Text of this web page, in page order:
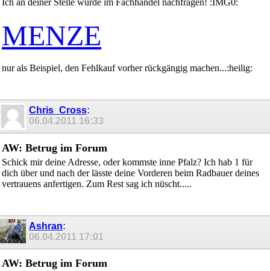
Ich an deiner Stelle würde im Fachhandel nachfragen! :IMG0:
MENZE
nur als Beispiel, den Fehlkauf vorher rückgängig machen...:heilig:
Chris_Cross:
06.04.2011 16:33
AW: Betrug im Forum
Schick mir deine Adresse, oder kommste inne Pfalz? Ich hab 1 für
dich über und nach der lässte deine Vorderen beim Radbauer deines
vertrauens anfertigen. Zum Rest sag ich nüscht.....
Ashran:
06.04.2011 17:01
AW: Betrug im Forum